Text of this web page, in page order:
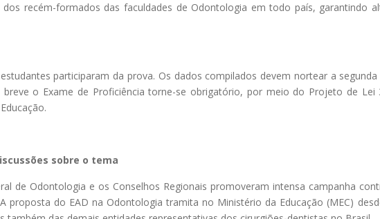
recém-formados das faculdades de Odontologia em todo país, garantindo
participaram da prova. Os dados compilados devem nortear a
o Exame de Proficiência torne-se obrigatório, por meio do Projeto de
sobre o tema
de Odontologia e os Conselhos Regionais promoveram intensa campanha
proposta do EAD na Odontologia tramita no Ministério da Educação (MEC)